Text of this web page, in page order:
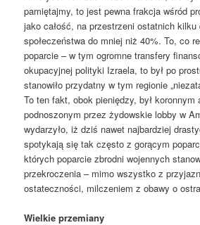
pamiętajmy, to jest pewna frakcja wśród
jako całość, na przestrzeni ostatnich
społeczeństwa do mniej niż 40%. To, co
poparcie – w tym ogromne transfery
okupacyjnej polityki Izraela, to był po
stanowiło przydatny w tym regionie
To ten fakt, obok pieniędzy, był koronnym
podnoszonym przez żydowskie lobby w
wydarzyło, iż dziś nawet najbardziej
spotykają się tak często z gorącym
których poparcie zbrodni wojennych
przekroczenia – mimo wszystko z
ostateczności, milczeniem z obawy o
Wielkie przemiany